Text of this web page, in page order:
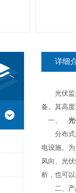
详细
光伏监控
备。其高
一、
分布式光
电设施。
风向、光
析，也可
二、产